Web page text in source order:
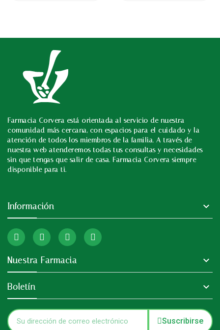
Farmacia Corvera está orientada al servicio de nuestra
comunidad más cercana, con espacios para el cuidado y la
atención de todos los miembros de la familia. A través de
nuestra web atenderemos todas tus consultas y necesidades
sin que tengas que salir de casa. Farmacia Corvera siempre
disponible para ti.
Información 
Nuestra Farmacia 
Boletín 
Suscribirse